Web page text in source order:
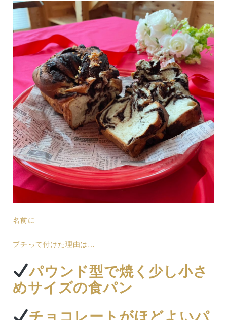
名前に
プチって付けた理由は…
パウンド型で焼く少し小さ
めサイズの食パン
チョコレートがほどよいパ